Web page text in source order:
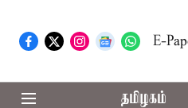
E-
தமிழகம்